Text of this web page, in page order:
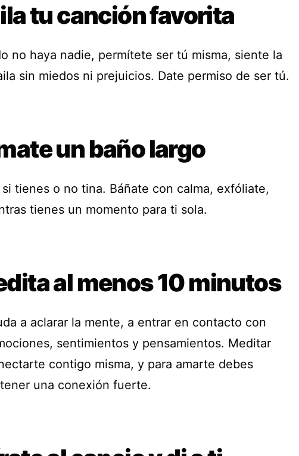
tu canción favorita
no haya nadie, permítete ser tú misma, siente la
sin miedos ni prejuicios. Date permiso de ser tú.
un baño largo
tienes o no tina. Báñate con calma, exfóliate,
tienes un momento para ti sola.
al menos 10 minutos
a aclarar la mente, a entrar en contacto con
sentimientos y pensamientos. Meditar
contigo misma, y para amarte debes
una conexión fuerte.